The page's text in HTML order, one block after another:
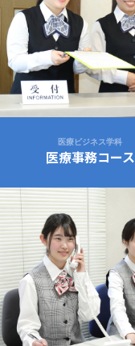
医療ビジネス学科
医療事務コース